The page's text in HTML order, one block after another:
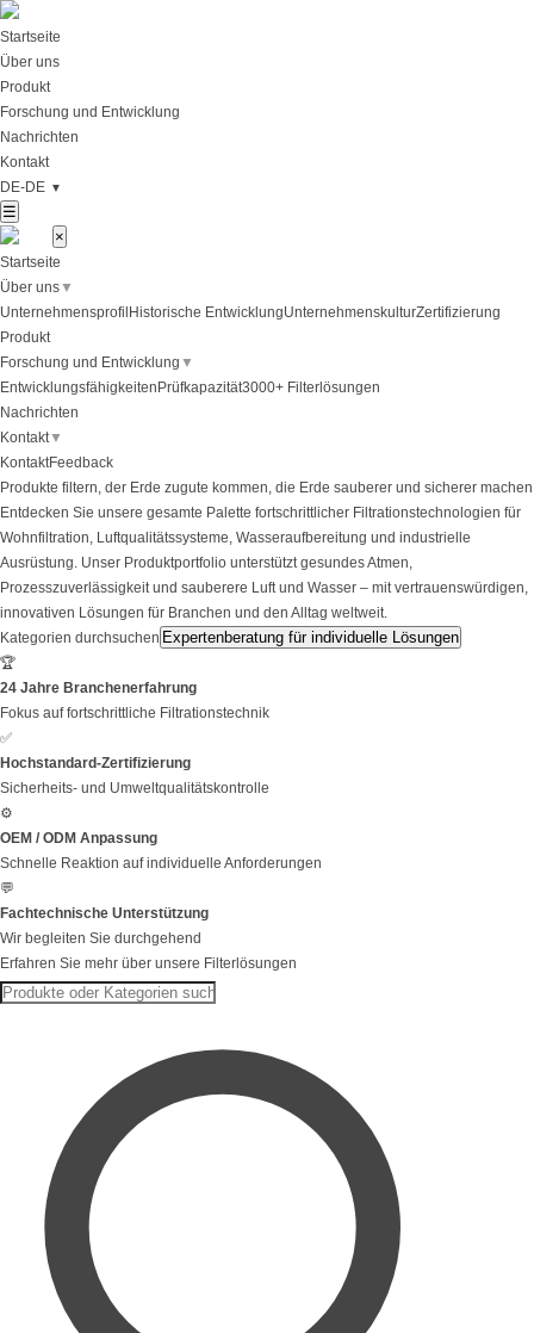
Startseite
Über uns
Produkt
Forschung und Entwicklung
Nachrichten
Kontakt
DE-DE ▼
☰
×
Startseite
Über uns▼
Unternehmensprofil Historische EntwicklungUnternehmenskulturZertifizierung
Produkt
Forschung und Entwicklung ▼
Entwicklungsfähigkeiten Prüfkapazität3000+ Filterlösungen
Nachrichten
Kontakt▼
KontaktFeedback
Produkte filtern, der Erde zugute kommen, die Erde sauberer und sicherer machen
Entdecken Sie unsere gesamte Palette fortschrittlicher Filtrationstechnologien für
Wohnfiltration, Luftqualitätssysteme, Wasseraufbereitung und industrielle
Ausrüstung. Unser Produktportfolio unterstützt gesundes Atmen,
Prozesszuverlässigkeit und sauberere Luft und Wasser – mit vertrauenswürdigen,
innovativen Lösungen für Branchen und den Alltag weltweit.
Kategorien durchsuchen Expertenberatung für individuelle Lösungen
🏆
24 Jahre Branchenerfahrung
Fokus auf fortschrittliche Filtrationstechnik
✅
Hochstandard-Zertifizierung
Sicherheits- und Umweltqualitätskontrolle
⚙️
OEM / ODM Anpassung
Schnelle Reaktion auf individuelle Anforderungen
💬
Fachtechnische Unterstützung
Wir begleiten Sie durchgehend
Erfahren Sie mehr über unsere Filterlösungen